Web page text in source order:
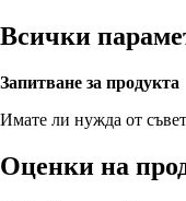
Всички
Запитване за продукта
Имате ли нужда от
Оценки на